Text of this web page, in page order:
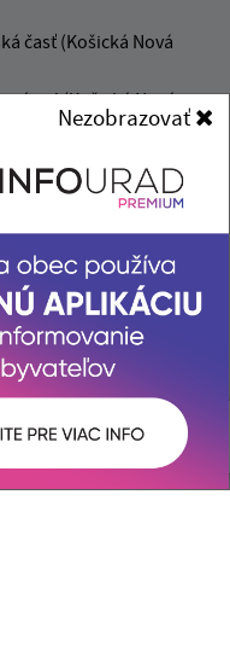
časť (Košická Nová
úrad (Košická Nová
1
Košice
333 73 10
690 996
Nezobrazovať